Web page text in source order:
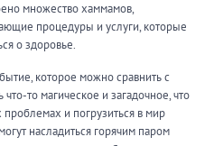
Собственная парковка
WI-FI
множество хаммамов,
процедуры и услуги, которые
о здоровье.
которое можно сравнить с
то магическое и загадочное, что
и погрузиться в мир
насладиться горячим паром